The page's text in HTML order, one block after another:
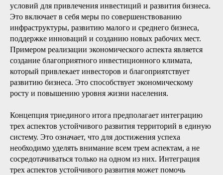
условий для привлечения инвестиций и развития бизнеса.
Это включает в себя меры по совершенствованию
инфраструктуры, развитию малого и среднего бизнеса,
поддержке инноваций и созданию новых рабочих мест.
Примером реализации экономического аспекта является
создание благоприятного инвестиционного климата,
который привлекает инвесторов и благоприятствует
развитию бизнеса. Это способствует экономическому
росту и повышению уровня жизни населения.
Концепция триединого итога предполагает интеграцию
трех аспектов устойчивого развития территорий в единую
систему. Это означает, что для достижения успеха
необходимо уделять внимание всем трем аспектам, а не
сосредотачиваться только на одном из них. Интеграция
трех аспектов устойчивого развития может помочь